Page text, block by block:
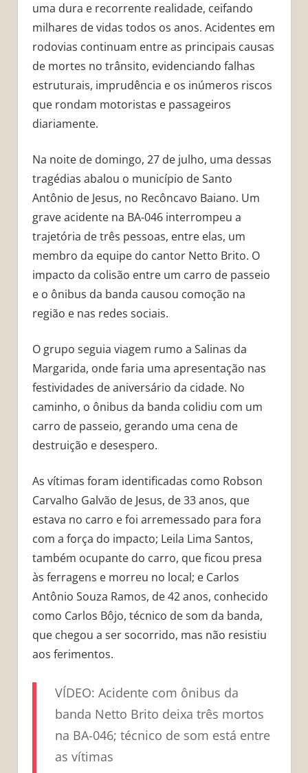
uma dura e recorrente realidade, ceifando
milhares de vidas todos os anos. Acidentes em
rodovias continuam entre as principais causas
de mortes no trânsito, evidenciando falhas
estruturais, imprudência e os inúmeros riscos
que rondam motoristas e passageiros
diariamente.
Na noite de domingo, 27 de julho, uma dessas
tragédias abalou o município de Santo
Antônio de Jesus, no Recôncavo Baiano. Um
grave acidente na BA-046 interrompeu a
trajetória de três pessoas, entre elas, um
membro da equipe do cantor Netto Brito. O
impacto da colisão entre um carro de passeio
e o ônibus da banda causou comoção na
região e nas redes sociais.
O grupo seguia viagem rumo a Salinas da
Margarida, onde faria uma apresentação nas
festividades de aniversário da cidade. No
caminho, o ônibus da banda colidiu com um
carro de passeio, gerando uma cena de
destruição e desespero.
As vítimas foram identificadas como Robson
Carvalho Galvão de Jesus, de 33 anos, que
estava no carro e foi arremessado para fora
com a força do impacto; Leila Lima Santos,
também ocupante do carro, que ficou presa
às ferragens e morreu no local; e Carlos
Antônio Souza Ramos, de 42 anos, conhecido
como Carlos Bôjo, técnico de som da banda,
que chegou a ser socorrido, mas não resistiu
aos ferimentos.
VÍDEO: Acidente com ônibus da
banda Netto Brito deixa três mortos
na BA-046; técnico de som está entre
as vítimas